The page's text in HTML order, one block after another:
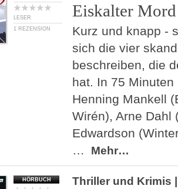
LESER
1 REZENSION
Eiskalter Mord
Kurz und knapp -
sich die vier
beschreiben, die
hat. In 75
Henning Mankell
Wirén), Arne Dahl
Edwardson
…
Mehr…
HÖRBUCH Thriller und Krimis